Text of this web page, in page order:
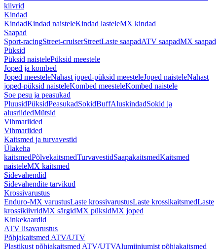
kiivrid
Kindad
KindadKindad naisteleKindad lasteleMX kindad
Saapad
Sport-racingStreet-cruiserStreetLaste saapadATV saapadMX saapad
Püksid
Püksid naistelePüksid meestele
Joped ja kombed
Joped meesteleNahast joped-püksid meesteleJoped naisteleNahast
joped-püksid naisteleKombed meesteleKombed naistele
Soe pesu ja peasukad
PluusidPüksidPeasukadSokidBuffAluskindadSokid ja
alusriidedMütsid
Vihmariided
Vihmariided
Kaitsmed ja turvavestid
Ülakeha
kaitsmedPõlvekaitsmedTurvavestidSaapakaitsmedKaitsmed
naisteleMX kaitsmed
Sidevahendid
Sidevahendite tarvikud
Krossivarustus
Enduro-MX varustusLaste krossivarustusLaste krossikaitsmedLaste
krossikiivridMX särgidMX püksidMX joped
Kinkekaardid
ATV lisavarustus
Põhjakaitsmed ATV/UTV
Plastikust põhjakaitsmed ATV/UTVAlumiiniumist põhjakaitsmed